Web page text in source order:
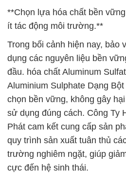
**Chọn lựa hóa chất bền
ít tác động môi trường.**
Trong bối cảnh hiện nay, bảo
dụng các nguyên liệu bền
đầu. hóa chất Aluminum
Aluminium Sulphate Dạng
chọn bền vững, không gây
sử dụng đúng cách. Công Ty
Phát cam kết cung cấp sản
quy trình sản xuất tuân thủ
trường nghiêm ngặt, giúp
cực đến hệ sinh thái.